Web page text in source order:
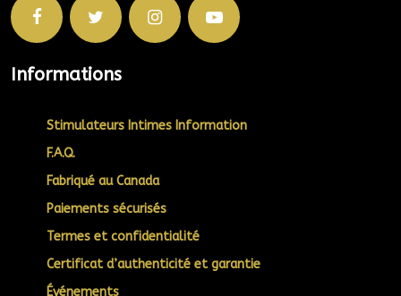
Informations
Stimulateurs Intimes Information
F.A.Q.
Fabriqué au Canada
Paiements sécurisés
Termes et confidentialité
Certificat d’authenticité et garantie
Événements